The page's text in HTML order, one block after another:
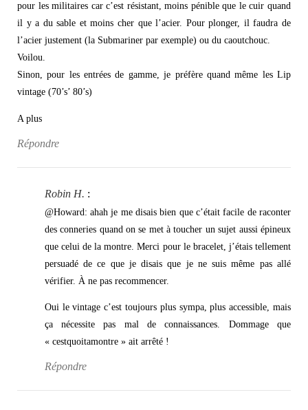
pour les militaires car c’est résistant, moins pénible que le cuir quand
il y a du sable et moins cher que l’acier. Pour plonger, il faudra de
l’acier justement (la Submariner par exemple) ou du caoutchouc.
Voilou.
Sinon, pour les entrées de gamme, je préfère quand même les Lip
vintage (70’s’ 80’s)
A plus
Répondre
Robin H. :
@Howard: ahah je me disais bien que c’était facile de raconter
des conneries quand on se met à toucher un sujet aussi épineux
que celui de la montre. Merci pour le bracelet, j’étais tellement
persuadé de ce que je disais que je ne suis même pas allé
vérifier. À ne pas recommencer.
Oui le vintage c’est toujours plus sympa, plus accessible, mais
ça nécessite pas mal de connaissances. Dommage que
« cestquoitamontre » ait arrêté !
Répondre